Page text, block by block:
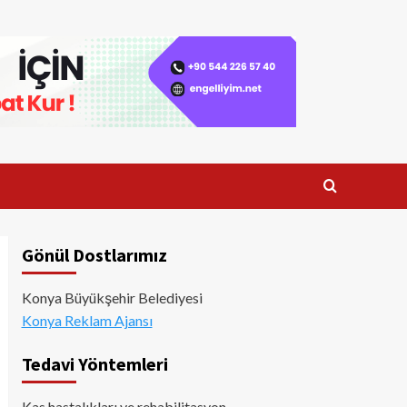
Gönül Dostlarımız
Konya Büyükşehir Belediyesi
Konya Reklam Ajansı
Tedavi Yöntemleri